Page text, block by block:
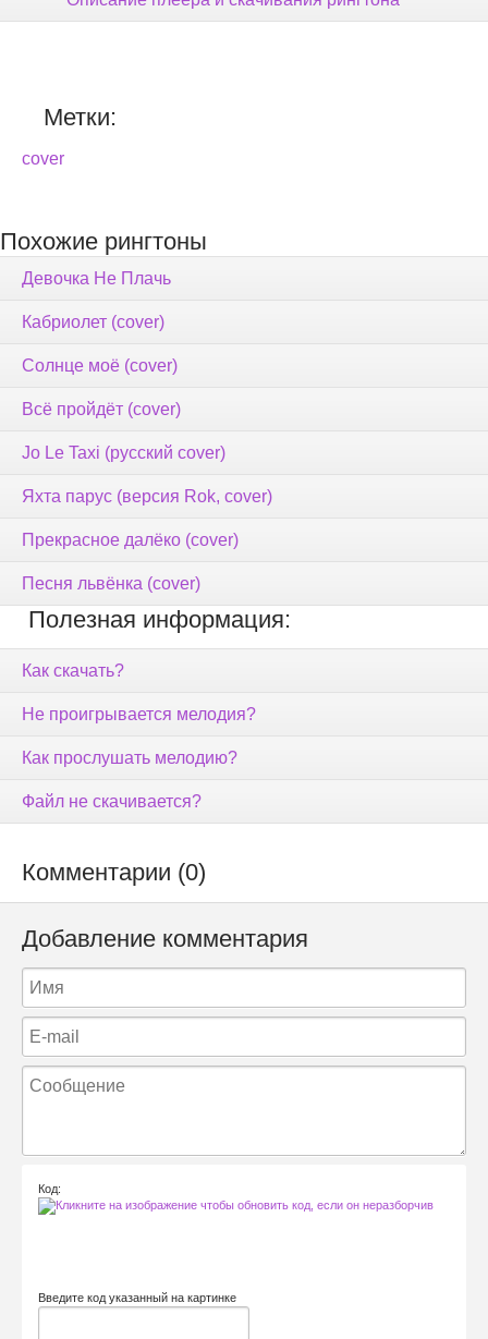
Метки:
cover
Похожие рингтоны
Девочка Не Плачь
Кабриолет (cover)
Солнце моё (cover)
Всё пройдёт (cover)
Jo Le Taxi (русский cover)
Яхта парус (версия Rok, cover)
Прекрасное далёко (cover)
Песня львёнка (cover)
Полезная информация:
Как скачать?
Не проигрывается мелодия?
Как прослушать мелодию?
Файл не скачивается?
Комментарии (0)
Добавление комментария
Код:
Введите код указанный на картинке